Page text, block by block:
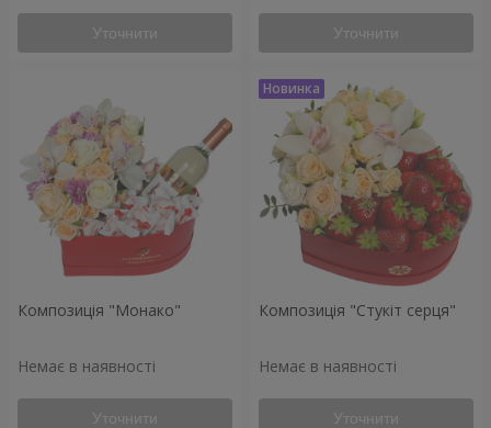
Уточнити Уточнити
Композиція "Монако"
Немає в наявності
Уточнити
Композиція "Стукіт серця"
Немає в наявності
Уточнити